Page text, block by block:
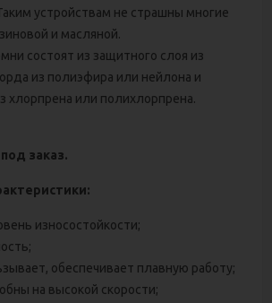
устройствам не страшны многие
и масляной.
состоят из защитного слоя из
из полиэфира или нейлона и
хлорпрена или полихлорпрена.
заказ.
износостойкости;
обеспечивает плавную работу;
на высокой скорости;